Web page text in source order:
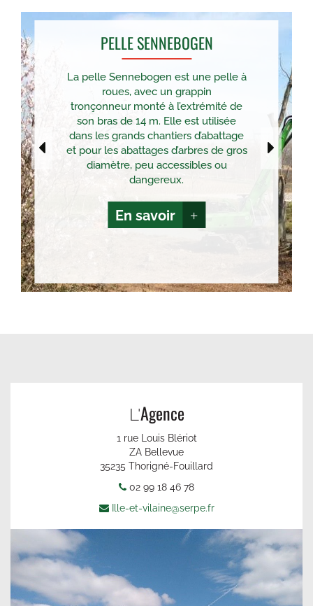
PELLE SENNEBOGEN
La pelle Sennebogen est une pelle à
roues, avec un grappin
tronçonneur monté à l’extrémité de
son bras de 14 m. Elle est utilisée
dans les grands chantiers d’abattage
et pour les abattages d’arbres de gros
diamètre, peu accessibles ou
dangereux.
En savoir +
L'Agence
1 rue Louis Blériot
ZA Bellevue
35235 Thorigné-Fouillard
02 99 18 46 78
Ille-et-vilaine@serpe.fr